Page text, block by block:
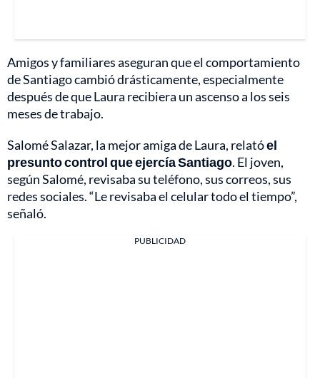
Amigos y familiares aseguran que el comportamiento
de Santiago cambió drásticamente, especialmente
después de que Laura recibiera un ascenso a los seis
meses de trabajo.
Salomé Salazar, la mejor amiga de Laura, relatóel
presunto control que ejercía Santiago. El joven,
según Salomé, revisaba su teléfono, sus correos, sus
redes sociales. “Le revisaba el celular todo el tiempo”,
señaló.
PUBLICIDAD